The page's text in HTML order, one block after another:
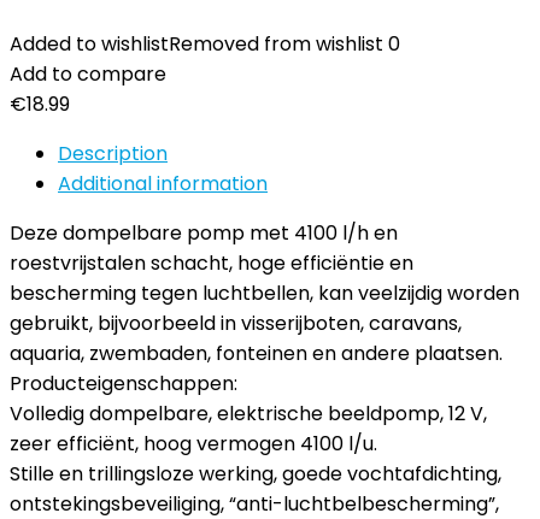
Added to wishlistRemoved from wishlist 0
Add to compare
€18.99
Description
Additional information
Deze dompelbare pomp met 4100 l/h en
roestvrijstalen schacht, hoge efficiëntie en
bescherming tegen luchtbellen, kan veelzijdig worden
gebruikt, bijvoorbeeld in visserijboten, caravans,
aquaria, zwembaden, fonteinen en andere plaatsen.
Producteigenschappen:
Volledig dompelbare, elektrische beeldpomp, 12 V,
zeer efficiënt, hoog vermogen 4100 l/u.
Stille en trillingsloze werking, goede vochtafdichting,
ontstekingsbeveiliging, “anti-luchtbelbescherming”,